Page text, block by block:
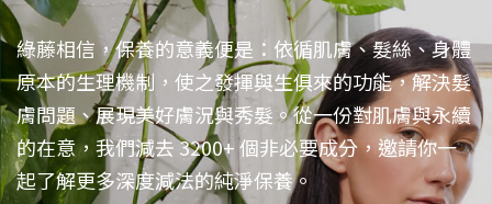
綠藤相信，保養的意義便是：依循肌膚、髮絲、身體
原本的生理機制，使之發揮與生俱來的功能，解決髮
膚問題、展現美好膚況與秀髮。從一份對肌膚與永續
的在意，我們減去 3200+ 個非必要成分，邀請你一
起了解更多深度減法的純淨保養。